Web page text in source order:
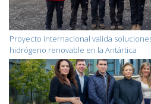
Proyecto internacional valida
hidrógeno renovable en la Antártica